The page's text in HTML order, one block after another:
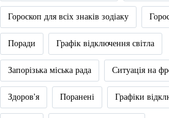
Гороскоп для всіх знаків зодіаку
Поради Графік відключення світла
Запорізька міська рада Ситуація на
Здоров'я Поранені Графіки